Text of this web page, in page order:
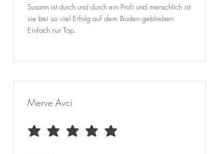
Susann ist durch und durch ein Profi und menschlich ist
sie bei so viel Erfolg auf dem Boden geblieben.
Einfach nur Top.
Merve Avci
average rating is 5 out of 5